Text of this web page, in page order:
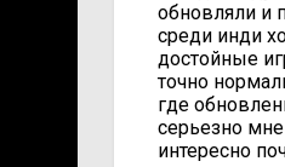
обновляли и
среди инди
достойные
точно
где
серьезно
интересно